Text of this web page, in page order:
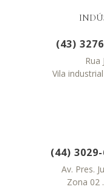
(43)
Rua
Vila
(44)
Av. Pres.
Zona 02